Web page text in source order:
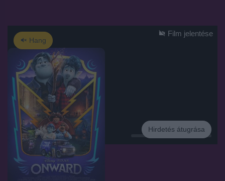
Hang
Hirdetés
Hirdetés átugrása
Film jelentése